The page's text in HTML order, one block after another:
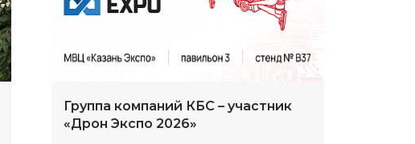
Группа компаний КБС – участник
«Дрон Экспо 2026»